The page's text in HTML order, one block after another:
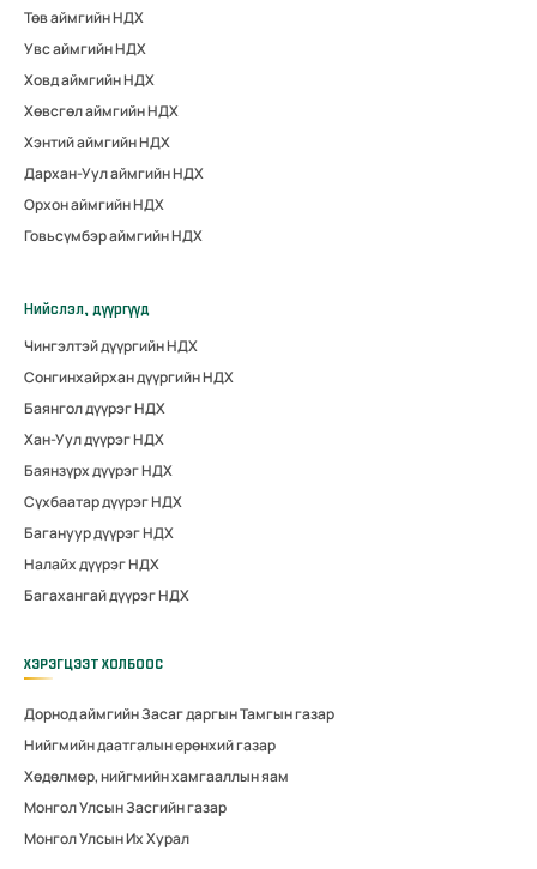
Төв аймгийн НДХ
Увс аймгийн НДХ
Ховд аймгийн НДХ
Хөвсгөл аймгийн НДХ
Хэнтий аймгийн НДХ
Дархан-Уул аймгийн НДХ
Орхон аймгийн НДХ
Говьсүмбэр аймгийн НДХ
Нийслэл, дүүргүүд
Чингэлтэй дүүргийн НДХ
Сонгинхайрхан дүүргийн НДХ
Баянгол дүүрэг НДХ
Хан-Уул дүүрэг НДХ
Баянзүрх дүүрэг НДХ
Сүхбаатар дүүрэг НДХ
Багануур дүүрэг НДХ
Налайх дүүрэг НДХ
Багахангай дүүрэг НДХ
ХЭРЭГЦЭЭТ ХОЛБООС
Дорнод аймгийн Засаг даргын Тамгын газар
Нийгмийн даатгалын ерөнхий газар
Хөдөлмөр, нийгмийн хамгааллын яам
Монгол Улсын Засгийн газар
Монгол Улсын Их Хурал